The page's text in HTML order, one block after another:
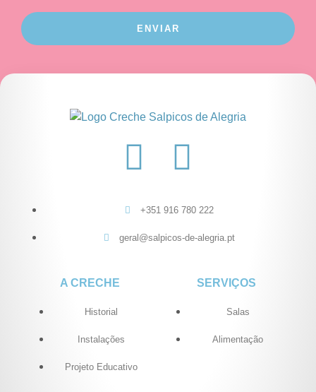
ENVIAR
+351 916 780 222
geral@salpicos-de-alegria.pt
A CRECHE
Historial
Instalações
Projeto Educativo
SERVIÇOS
Salas
Alimentação